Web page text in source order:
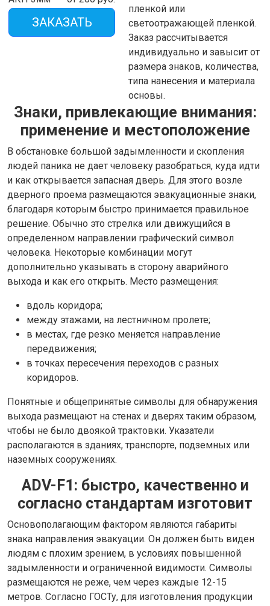
ЗАКАЗАТЬ
пленкой или
светоотражающей пленкой.
Заказ рассчитывается
индивидуально и завысит от
размера знаков, количества,
типа нанесения и материала
основы.
Знаки, привлекающие внимания:
применение и местоположение
В обстановке большой задымленности и скопления
людей паника не дает человеку разобраться, куда идти
и как открывается запасная дверь. Для этого возле
дверного проема размещаются эвакуационные знаки,
благодаря которым быстро принимается правильное
решение. Обычно это стрелка или движущийся в
определенном направлении графический символ
человека. Некоторые комбинации могут
дополнительно указывать в сторону аварийного
выхода и как его открыть. Место размещения:
вдоль коридора;
между этажами, на лестничном пролете;
в местах, где резко меняется направление
передвижения;
в точках пересечения переходов с разных
коридоров.
Понятные и общепринятые символы для обнаружения
выхода размещают на стенах и дверях таким образом,
чтобы не было двоякой трактовки. Указатели
располагаются в зданиях, транспорте, подземных или
наземных сооружениях.
ADV-F1: быстро, качественно и
согласно стандартам изготовит
Основополагающим фактором являются габариты
знака направления эвакуации. Он должен быть виден
людям с плохим зрением, в условиях повышенной
задымленности и ограниченной видимости. Символы
размещаются не реже, чем через каждые 12-15
метров. Согласно ГОСТу, для изготовления продукции